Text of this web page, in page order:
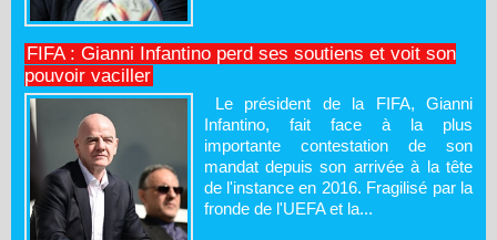
FIFA : Gianni Infantino perd ses soutiens et voit son
pouvoir vaciller
Le président de la FIFA, Gianni
Infantino, fait face à la plus
importante contestation de son
mandat depuis son arrivée à la tête
de l'instance en 2016. Fragilisé par la
fronde de l'UEFA et la...